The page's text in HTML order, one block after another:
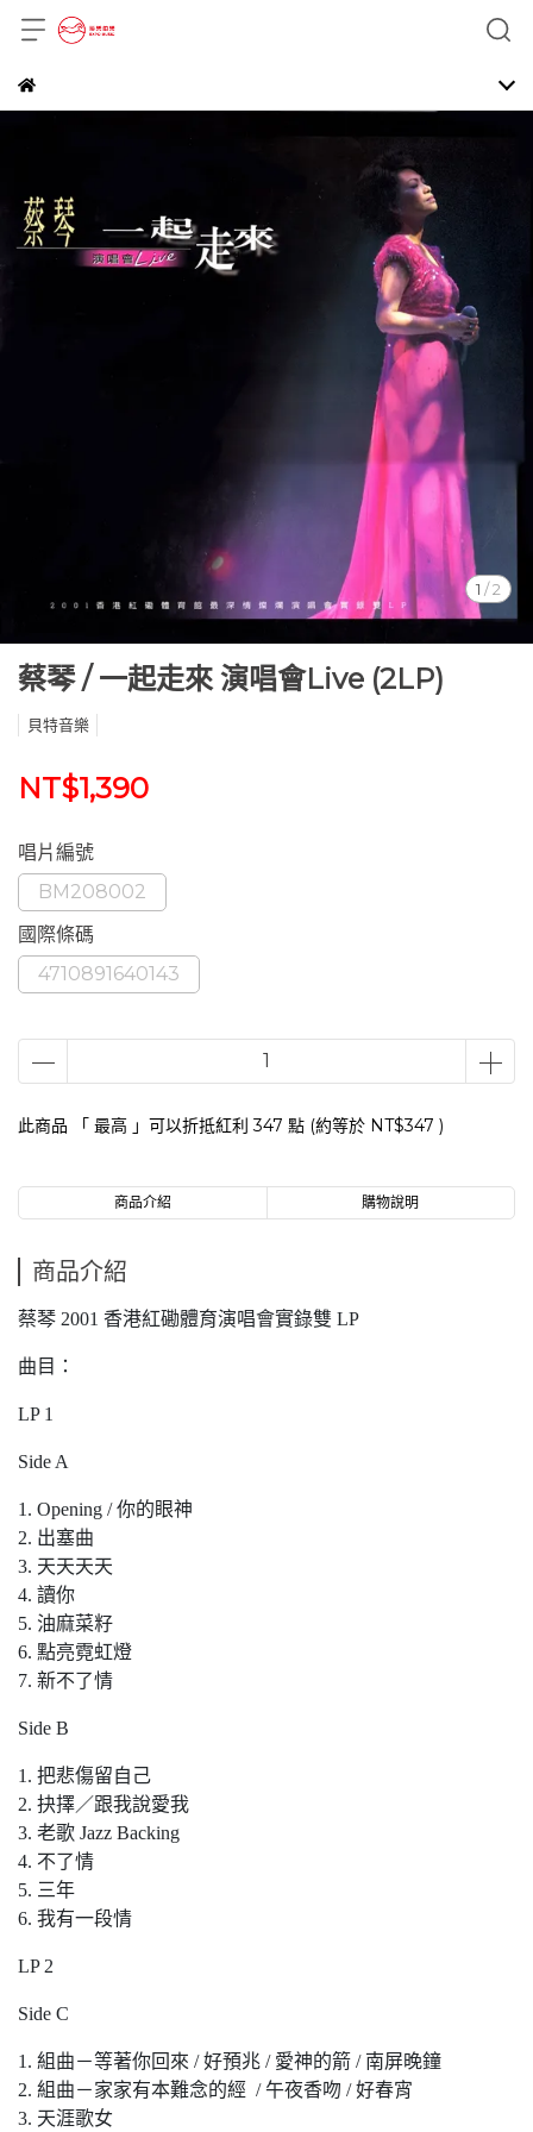
1 /2
蔡琴 / 一起走來 演唱會Live (2LP)
貝特音樂
NT$1,390
唱片編號
BM208002
國際條碼
4710891640143
此商品 「 最高 」可以折抵紅利347 點 (約等於 NT$347 )
商品介紹 購物說明
商品介紹
蔡琴 2001 香港紅磡體育演唱會實錄雙 LP
曲目：
LP 1
Side A
1. Opening / 你的眼神
2. 出塞曲
3. 天天天天
4. 讀你
5. 油麻菜籽
6. 點亮霓虹燈
7. 新不了情
Side B
1. 把悲傷留自己
2. 抉擇／跟我說愛我
3. 老歌 Jazz Backing
4. 不了情
5. 三年
6. 我有一段情
LP 2
Side C
1. 組曲－等著你回來 / 好預兆 / 愛神的箭 / 南屏晚鐘
2. 組曲－家家有本難念的經 / 午夜香吻 / 好春宵
3. 天涯歌女